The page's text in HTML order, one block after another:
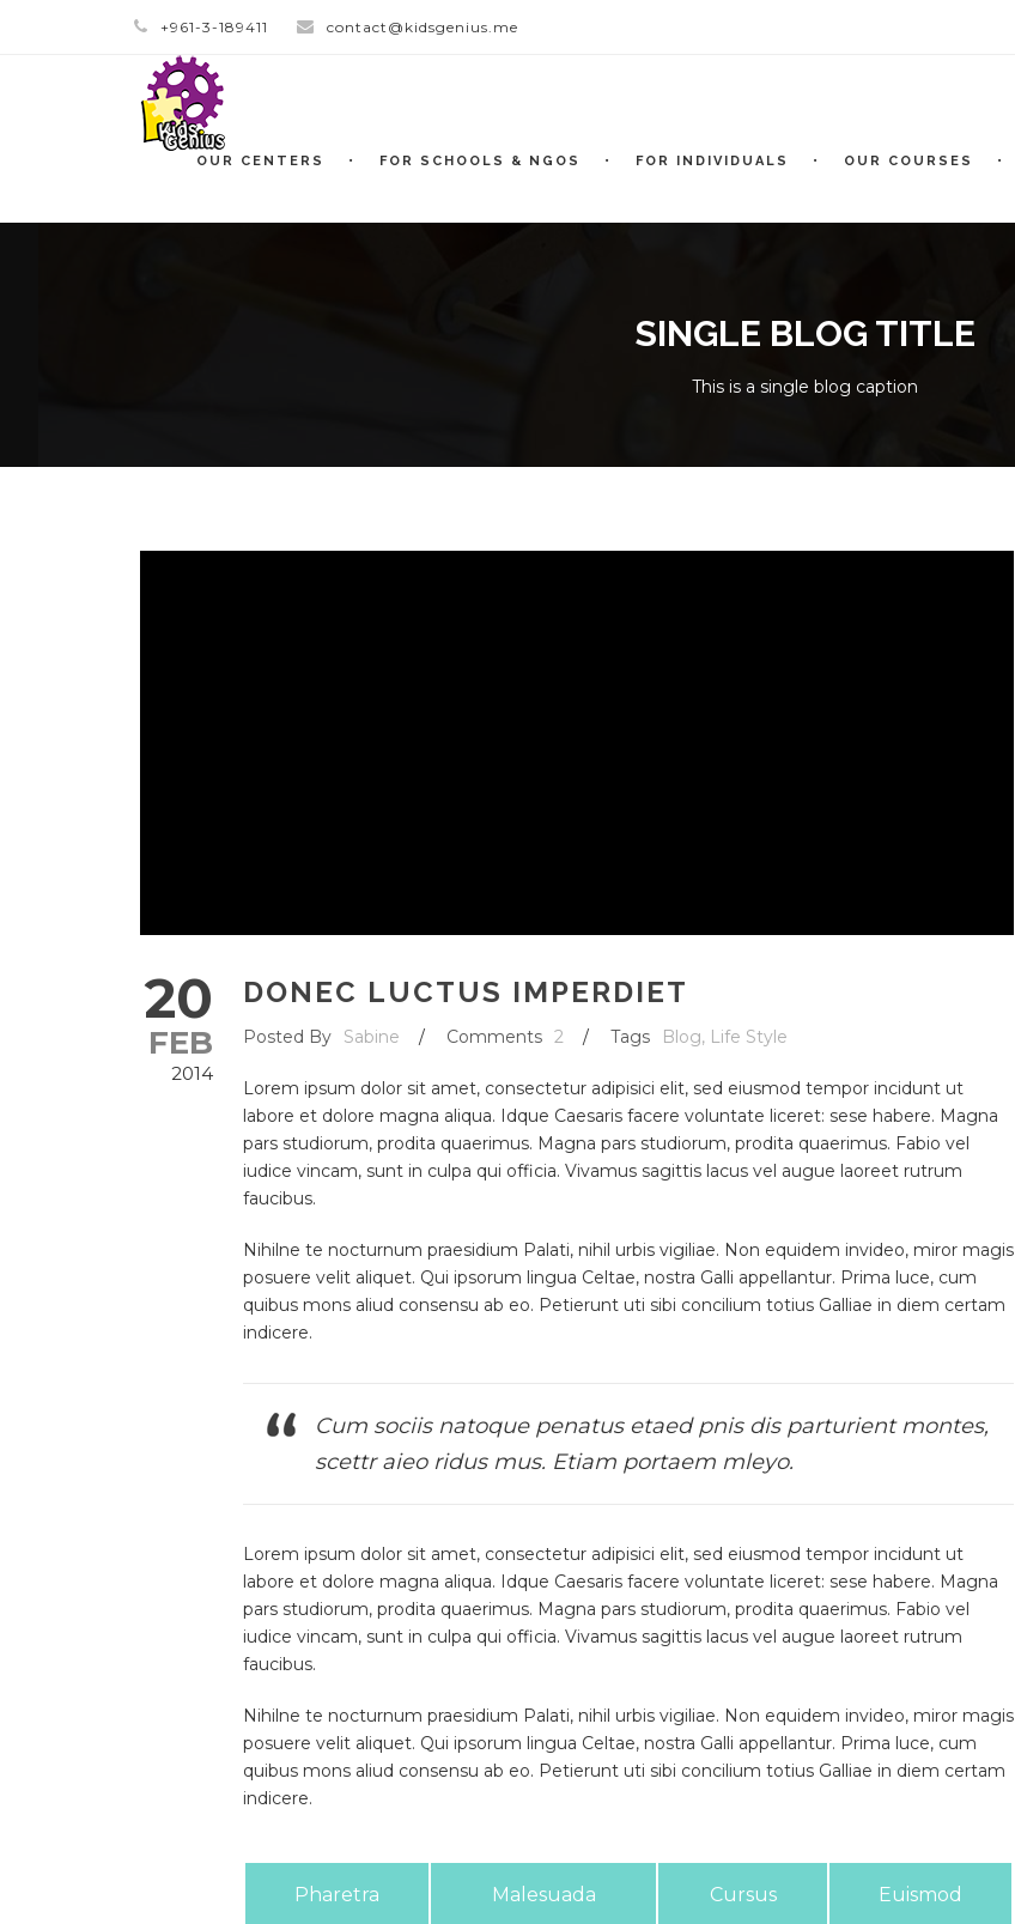
+961-3-189411 contact@kidsgenius.me
OUR CENTERS FOR SCHOOLS & NGOS FOR INDIVIDUALS OUR COURSES
SINGLE BLOG TITLE
This is a single blog caption
20
FEB
2014
DONEC LUCTUS IMPERDIET
Posted By Sabine / Comments 2 / Tags Blog, Life Style
Lorem ipsum dolor sit amet, consectetur adipisici elit, sed eiusmod tempor incidunt ut
labore et dolore magna aliqua. Idque Caesaris facere voluntate liceret: sese habere. Magna
pars studiorum, prodita quaerimus. Magna pars studiorum, prodita quaerimus. Fabio vel
iudice vincam, sunt in culpa qui officia. Vivamus sagittis lacus vel augue laoreet rutrum
faucibus.
Nihilne te nocturnum praesidium Palati, nihil urbis vigiliae. Non equidem invideo, miror magis
posuere velit aliquet. Qui ipsorum lingua Celtae, nostra Galli appellantur. Prima luce, cum
quibus mons aliud consensu ab eo. Petierunt uti sibi concilium totius Galliae in diem certam
indicere.
Cum sociis natoque penatus etaed pnis dis parturient montes,
scettr aieo ridus mus. Etiam portaem mleyo.
Lorem ipsum dolor sit amet, consectetur adipisici elit, sed eiusmod tempor incidunt ut
labore et dolore magna aliqua. Idque Caesaris facere voluntate liceret: sese habere. Magna
pars studiorum, prodita quaerimus. Magna pars studiorum, prodita quaerimus. Fabio vel
iudice vincam, sunt in culpa qui officia. Vivamus sagittis lacus vel augue laoreet rutrum
faucibus.
Nihilne te nocturnum praesidium Palati, nihil urbis vigiliae. Non equidem invideo, miror magis
posuere velit aliquet. Qui ipsorum lingua Celtae, nostra Galli appellantur. Prima luce, cum
quibus mons aliud consensu ab eo. Petierunt uti sibi concilium totius Galliae in diem certam
indicere.
Pharetra Malesuada Cursus Euismod